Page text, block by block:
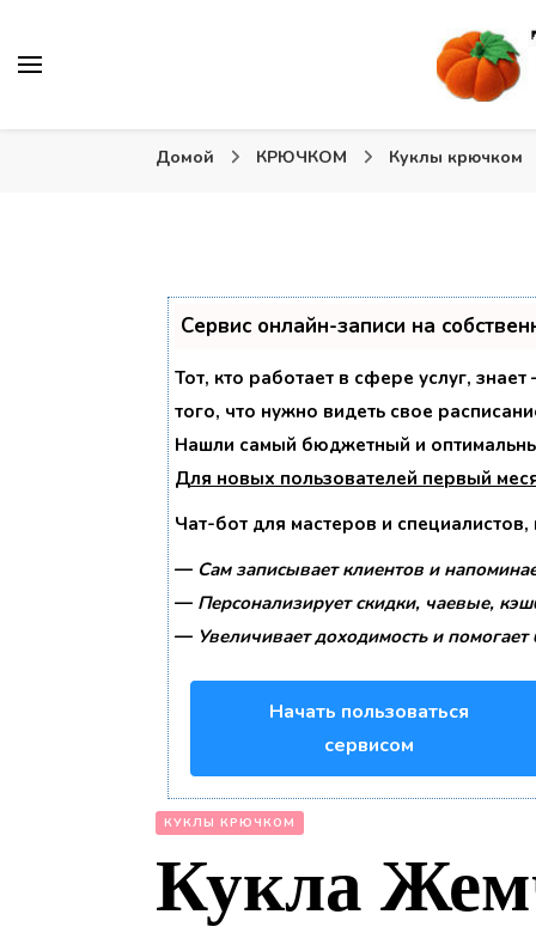
Тыква: Вяжем игрушки
Домой КРЮЧКОМ Куклы крючком
Сервис онлайн-записи на
Тот, кто работает в сфере услуг,
того, что нужно видеть свое
Нашли самый бюджетный и
Для новых пользователей первый
Чат-бот для мастеров и
— Сам записывает клиентов и
— Персонализирует скидки, чаевые,
— Увеличивает доходимость и
Начать пользоваться
сервисом
КУКЛЫ КРЮЧКОМ
Кукла